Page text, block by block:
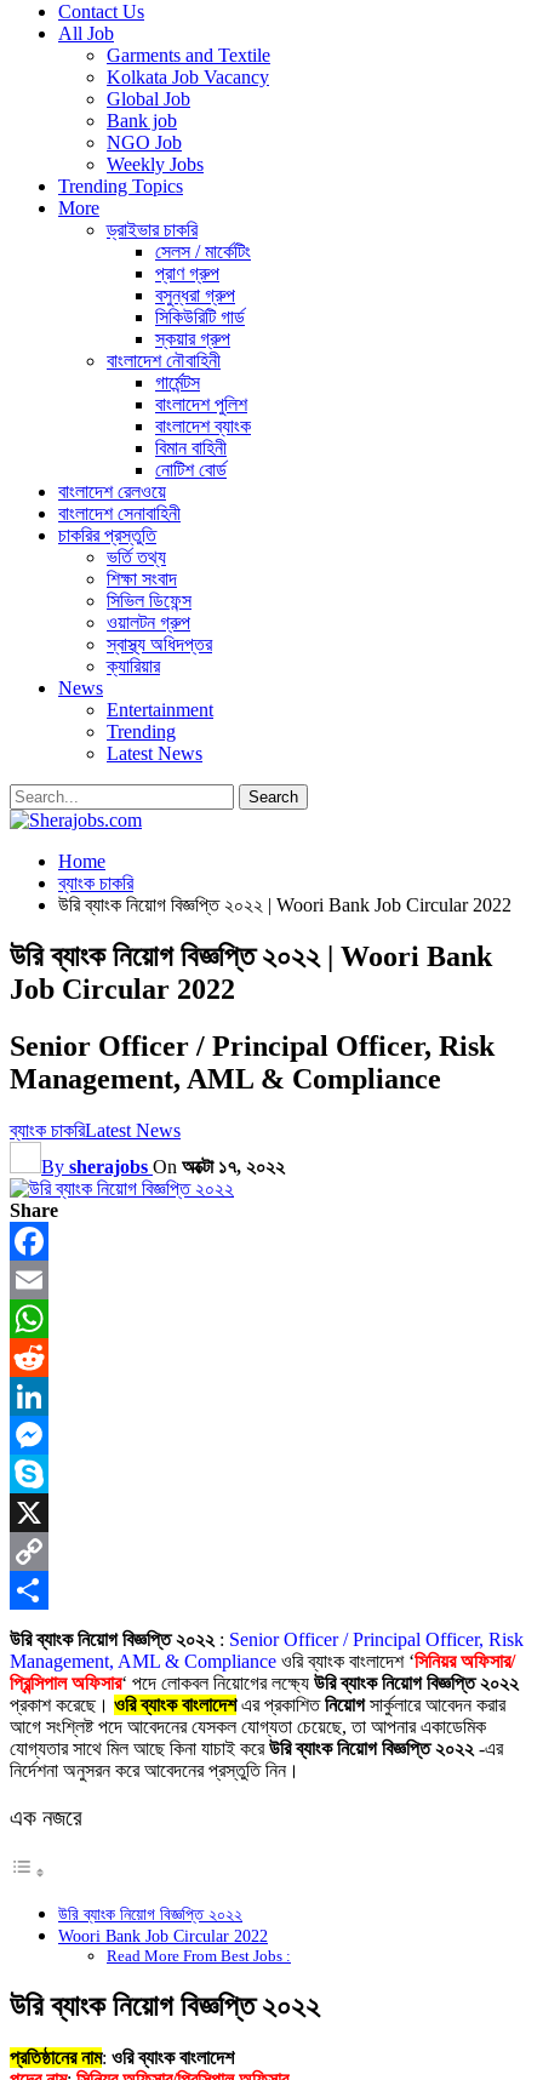
Contact Us
All Job
Garments and Textile
Kolkata Job Vacancy
Global Job
Bank job
NGO Job
Weekly Jobs
Trending Topics
More
ড্রাইভার চাকরি
সেলস / মার্কেটিং
প্রাণ গ্রুপ
বসুন্ধরা গ্রুপ
সিকিউরিটি গার্ড
স্কয়ার গ্রুপ
বাংলাদেশ নৌবাহিনী
গার্মেন্টস
বাংলাদেশ পুলিশ
বাংলাদেশ ব্যাংক
বিমান বাহিনী
নোটিশ বোর্ড
বাংলাদেশ রেলওয়ে
বাংলাদেশ সেনাবাহিনী
চাকরির প্রস্তুতি
ভর্তি তথ্য
শিক্ষা সংবাদ
সিভিল ডিফেন্স
ওয়ালটন গ্রুপ
স্বাস্থ্য অধিদপ্তর
ক্যারিয়ার
News
Entertainment
Trending
Latest News
Home
ব্যাংক চাকরি
উরি ব্যাংক নিয়োগ বিজ্ঞপ্তি ২০২২ | Woori Bank Job Circular 2022
উরি ব্যাংক নিয়োগ বিজ্ঞপ্তি ২০২২ | Woori Bank
Job Circular 2022
Senior Officer / Principal Officer, Risk
Management, AML & Compliance
ব্যাংক চাকরিLatest News
By sherajobs On অক্টো ১৭, ২০২২
Share
Facebook
Email
WhatsApp
Reddit
LinkedIn
Messenger
Skype
X
Copy
Link
Share
উরি ব্যাংক নিয়োগ বিজ্ঞপ্তি ২০২২ : Senior Officer / Principal Officer, Risk
Management, AML & Compliance ওরি ব্যাংক বাংলাদেশ ‘সিনিয়র অফিসার/
প্রিন্সিপাল অফিসার‘ পদে লোকবল নিয়োগের লক্ষ্যে উরি ব্যাংক নিয়োগ বিজ্ঞপ্তি ২০২২
প্রকাশ করেছে। ওরি ব্যাংক বাংলাদেশএর প্রকাশিতনিয়োগসার্কুলারে আবেদন করার
আগে সংশ্লিষ্ট পদে আবেদনের যেসকল যোগ্যতা চেয়েছে, তা আপনার একাডেমিক
যোগ্যতার সাথে মিল আছে কিনা যাচাই করেউরি ব্যাংক নিয়োগ বিজ্ঞপ্তি ২০২২ -এর
নির্দেশনা অনুসরন করে আবেদনের প্রস্তুতি নিন।
এক নজরে
উরি ব্যাংক নিয়োগ বিজ্ঞপ্তি ২০২২
Woori Bank Job Circular 2022
Read More From Best Jobs :
উরি ব্যাংক নিয়োগ বিজ্ঞপ্তি ২০২২
প্রতিষ্ঠানের নাম: ওরি ব্যাংক বাংলাদেশ